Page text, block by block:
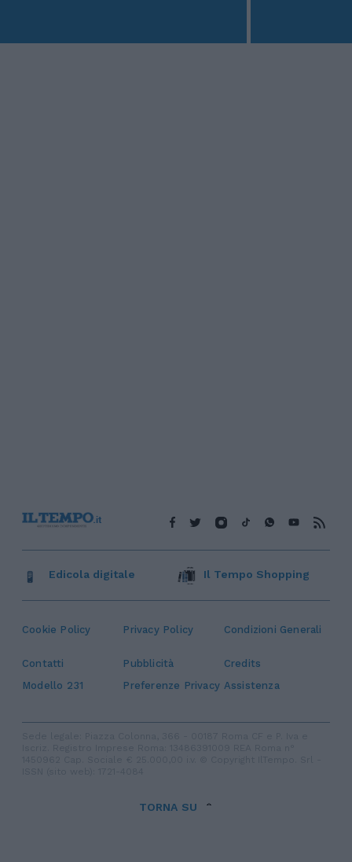
Cookie Policy Privacy Policy Condizioni Generali
Contatti Pubblicità
Credits
Modello 231
Preferenze Privacy Assistenza
Edicola digitale Il Tempo Shopping
TORNA SU